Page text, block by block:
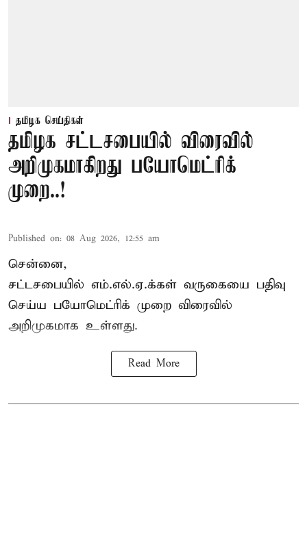
தமிழக செய்திகள்
தமிழக சட்டசபையில் விரைவில்
அறிமுகமாகிறது பயோமெட்ரிக்
முறை..!
Published on: 08 Aug 2026, 12:55 am
சென்னை,
சட்டசபையில் எம்.எல்.ஏ.க்கள் வருகையை பதிவு
செய்ய பயோமெட்ரிக் முறை விரைவில்
அறிமுகமாக உள்ளது.
Read More